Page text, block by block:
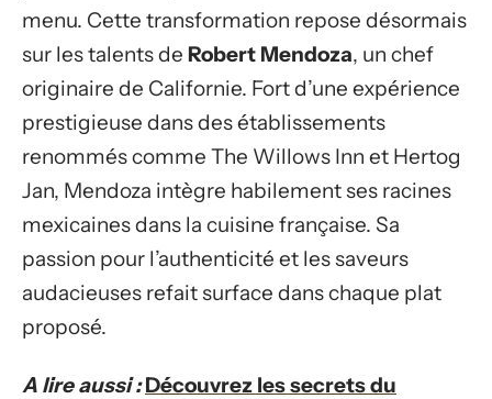
menu. Cette transformation repose désormais
sur les talents de Robert Mendoza, un chef
originaire de Californie. Fort d’une expérience
prestigieuse dans des établissements
renommés comme The Willows Inn et Hertog
Jan, Mendoza intègre habilement ses racines
mexicaines dans la cuisine française. Sa
passion pour l’authenticité et les saveurs
audacieuses refait surface dans chaque plat
proposé.
A lire aussi : Découvrez les secrets du